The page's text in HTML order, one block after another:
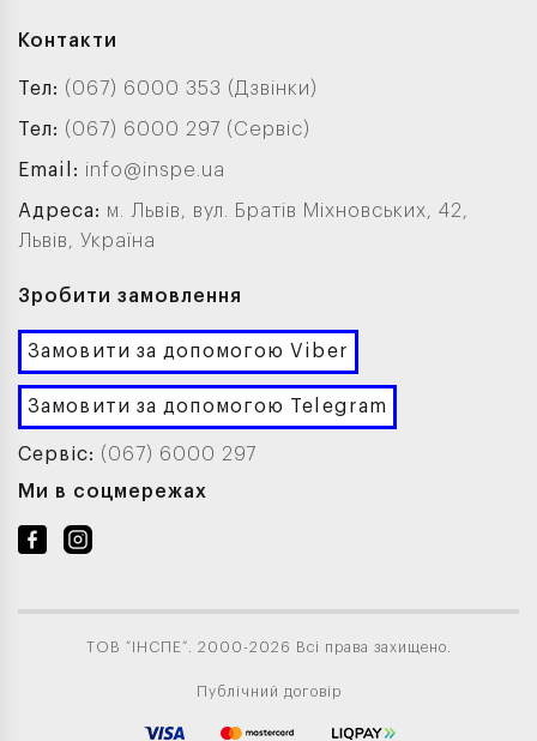
Контакти
Тел: (067) 6000 353 (Дзвінки)
Тел: (067) 6000 297 (Сервіс)
Email: info@inspe.ua
Адреса: м. Львів, вул. Братів Міхновських, 42,
Львів, Україна
Зробити замовлення
Замовити за допомогою Viber
Замовити за допомогою Telegram
Сервіс: (067) 6000 297
Ми в соцмережах
ТОВ “ІНСПЕ”. 2000-2026 Всі права захищено.
Публічний договір